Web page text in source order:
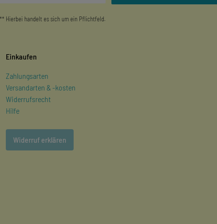
** Hierbei handelt es sich um ein Pflichtfeld.
Einkaufen
Zahlungsarten
Versandarten & -kosten
Widerrufsrecht
Hilfe
Widerruf erklären